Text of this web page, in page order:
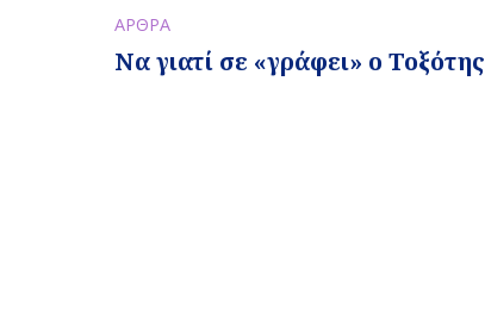
ΑΡΘΡΑ
Να γιατί σε «γράφει» ο Τοξότης